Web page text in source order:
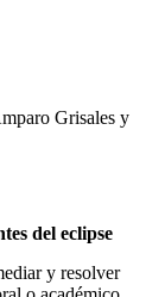
Grisales y
del eclipse
y resolver